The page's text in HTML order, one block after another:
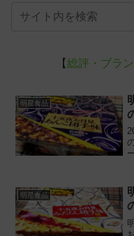
【総評・ブラ
明星食品
明星食品